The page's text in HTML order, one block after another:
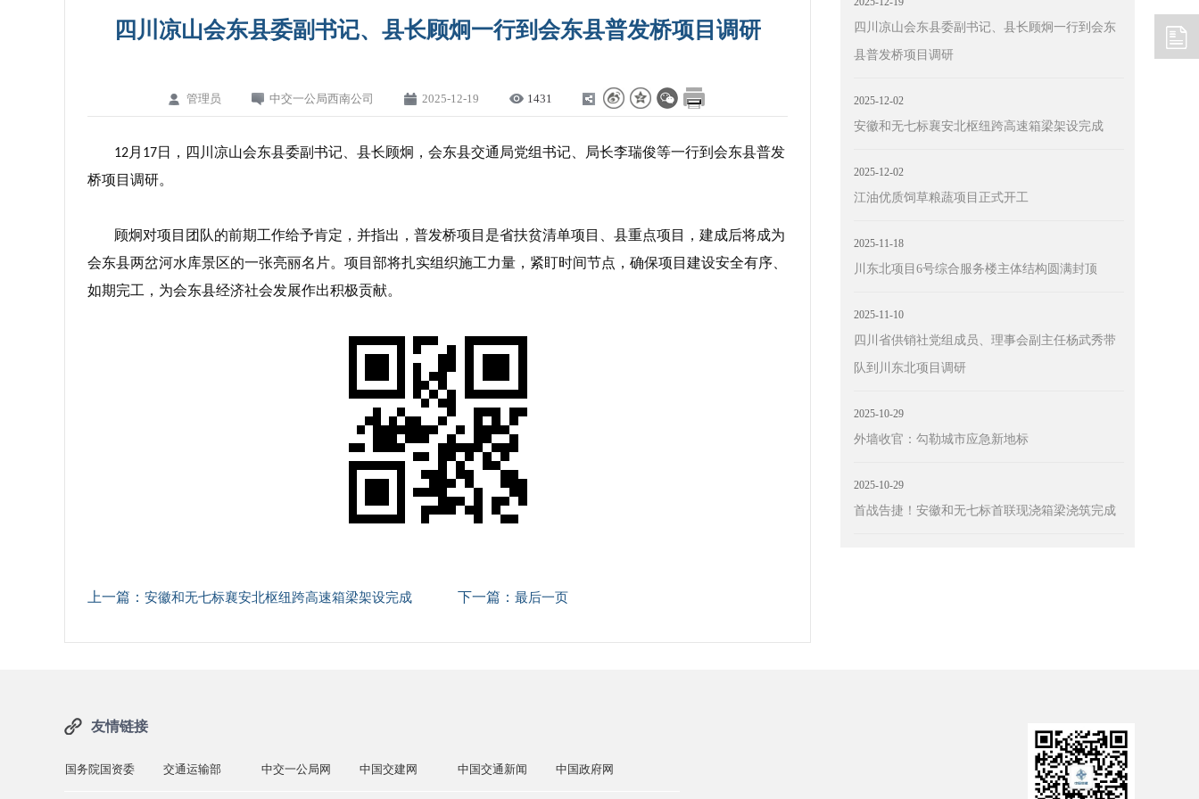
四川凉山会东县委副书记、县长顾炯一行到会东县普发桥项目调研
管理员 中交一公局西南公司 2025-12-19 1431
12月 17日，四川凉山会东县委副书记、县长顾炯，会东县交通局党组书记、局长李瑞俊等一行到会东县普发
桥项目调研。
顾炯对项目团队的前期工作给予肯定，并指出，普发桥项目是省扶贫清单项目、县重点项目，建成后将成为
会东县两岔河水库景区的一张亮丽名片。项目部将扎实组织施工力量，紧盯时间节点，确保项目建设安全有序、
如期完工，为会东县经济社会发展作出积极贡献。
上一篇： 安徽和无七标襄安北枢纽跨高速箱梁架设完成 下一篇： 最后一页
四川凉山会东县委副书记、县长顾炯一行到会东
县普发桥项目调研
2025-12-02
安徽和无七标襄安北枢纽跨高速箱梁架设完成
2025-12-02
江油优质饲草粮蔬项目正式开工
2025-11-18
川东北项目6号综合服务楼主体结构圆满封顶
2025-11-10
四川省供销社党组成员、理事会副主任杨武秀带
队到川东北项目调研
2025-10-29
外墙收官：勾勒城市应急新地标
2025-10-29
首战告捷！安徽和无七标首联现浇箱梁浇筑完成
友情链接
国务院国资委 交通运输部 中交一公局网 中国交建网 中国交通新闻 中国政府网 中国交通新闻